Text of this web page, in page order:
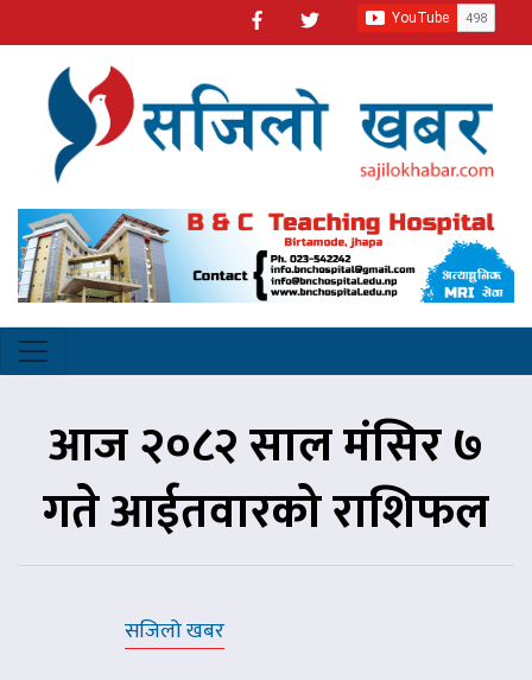
आज २०८२ साल मंसिर ७
गते आईतवारको राशिफल
सजिलो खबर